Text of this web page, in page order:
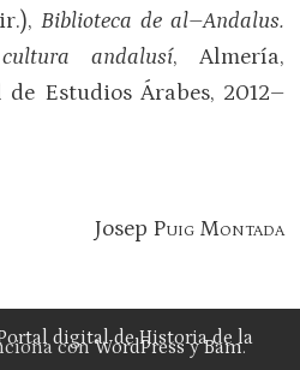
Biblioteca de al–Andalus.
andalusí, Almería,
Estudios Árabes, 2012–
Josep Puig Montada
Portal digital de Historia de la
conWordPressyBam.